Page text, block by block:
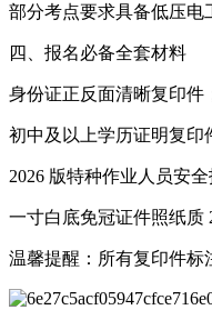
部分考点要求具备低压电
四、报名必备全套材料
身份证正反面清晰复印件
初中及以上学历证明复印
2026 版特种作业人员安
一寸白底免冠证件照纸质
温馨提醒：所有复印件标